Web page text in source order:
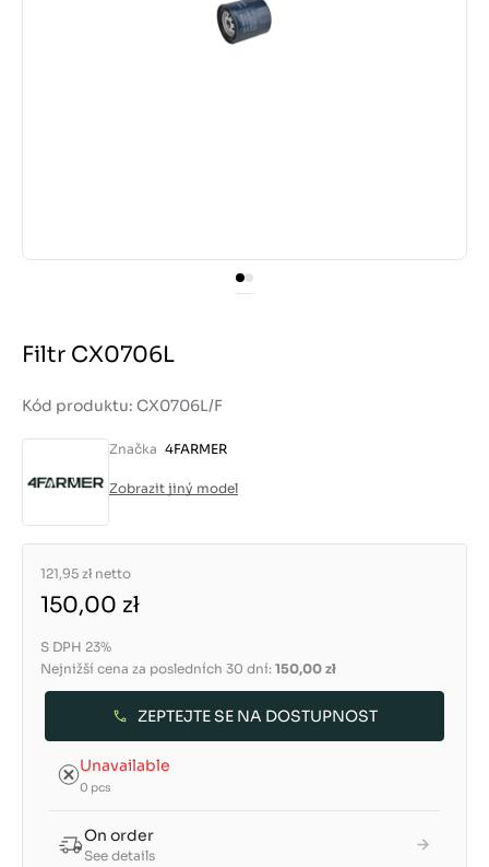
Filtr CX0706L
Kód produktu: CX0706L/F
Značka 4FARMER
Zobrazit jiný model
121,95 zł netto
150,00 zł
S DPH 23%
Nejnižší cena za posledních 30 dní: 150,00 zł
ZEPTEJTE SE NA DOSTUPNOST
Unavailable
0 pcs
On order
See details